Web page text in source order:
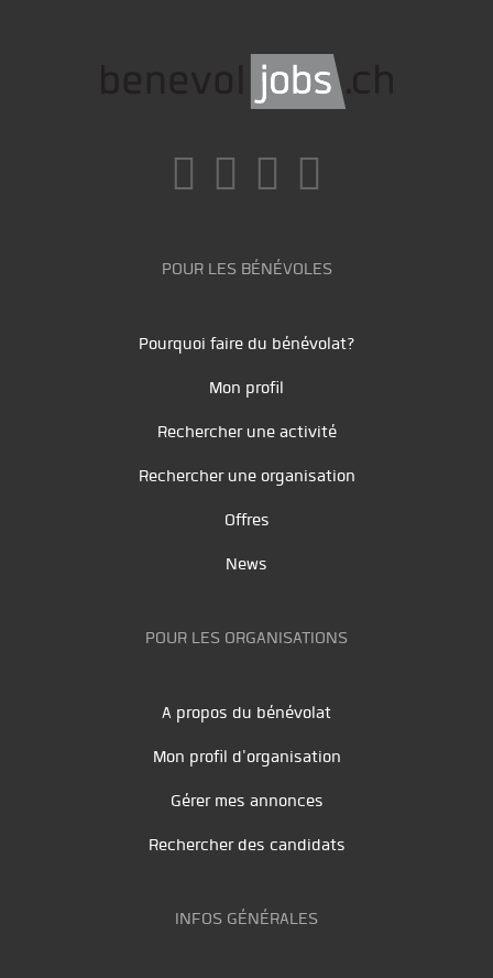
POUR LES BÉNÉVOLES
Pourquoi faire du bénévolat?
Mon profil
Rechercher une activité
Rechercher une organisation
Offres
News
POUR LES ORGANISATIONS
A propos du bénévolat
Mon profil d'organisation
Gérer mes annonces
Rechercher des candidats
INFOS GÉNÉRALES